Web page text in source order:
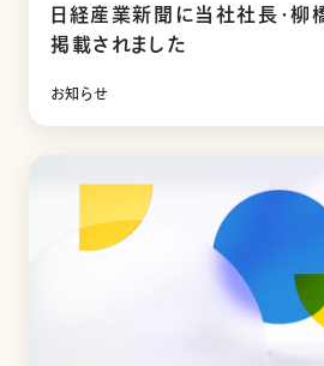
日経産業新聞に当社社長・柳
掲載されました
お知らせ